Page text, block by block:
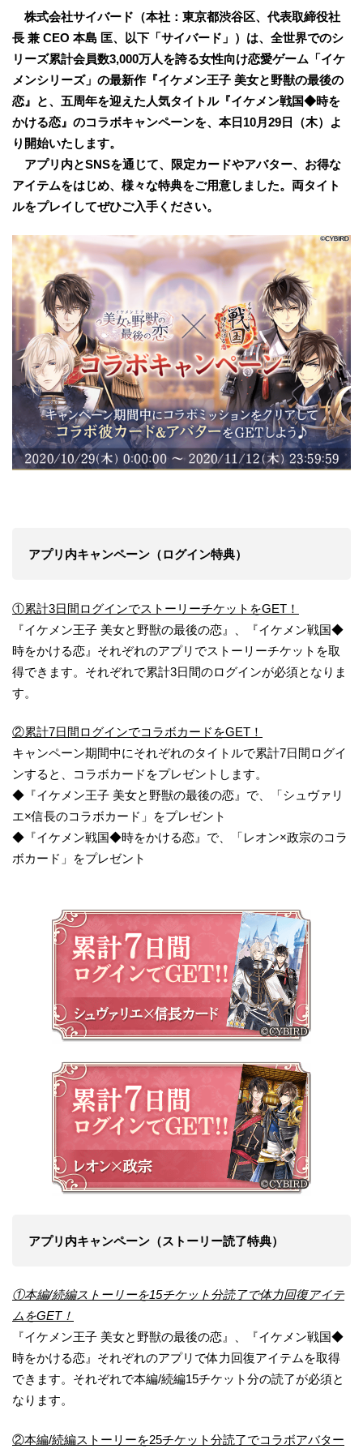
株式会社サイバード（本社：東京都渋谷区、代表取締役社
長 兼 CEO 本島 匡、以下「サイバード」）は、全世界でのシ
リーズ累計会員数3,000万人を誇る女性向け恋愛ゲーム「イケ
メンシリーズ」の最新作『イケメン王子 美女と野獣の最後の
恋』と、五周年を迎えた人気タイトル『イケメン戦国◆時を
かける恋』のコラボキャンペーンを、本日10月29日（木）よ
り開始いたします。
アプリ内とSNSを通じて、限定カードやアバター、お得な
アイテムをはじめ、様々な特典をご用意しました。両タイト
ルをプレイしてぜひご入手ください。
アプリ内キャンペーン（ログイン特典）
①累計3日間ログインでストーリーチケットをGET！
『イケメン王子 美女と野獣の最後の恋』、『イケメン戦国◆
時をかける恋』それぞれのアプリでストーリーチケットを取
得できます。それぞれで累計3日間のログインが必須となりま
す。
②累計7日間ログインでコラボカードをGET！
キャンペーン期間中にそれぞれのタイトルで累計7日間ログイ
ンすると、コラボカードをプレゼントします。
◆『イケメン王子 美女と野獣の最後の恋』で、「シュヴァリ
エ×信長のコラボカード」をプレゼント
◆『イケメン戦国◆時をかける恋』で、「レオン×政宗のコラ
ボカード」をプレゼント
アプリ内キャンペーン（ストーリー読了特典）
①本編/続編ストーリーを15チケット分読了で体力回復アイテ
ムをGET！
『イケメン王子 美女と野獣の最後の恋』、『イケメン戦国◆
時をかける恋』それぞれのアプリで体力回復アイテムを取得
できます。それぞれで本編/続編15チケット分の読了が必須と
なります。
②本編/続編ストーリーを25チケット分読了でコラボアバター